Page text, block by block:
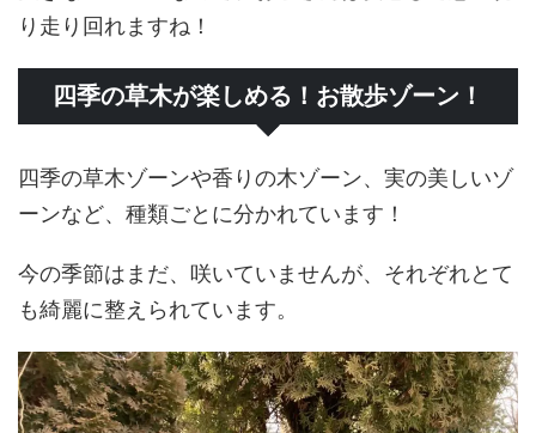
り走り回れますね！
四季の草木が楽しめる！お散歩ゾーン！
四季の草木ゾーンや香りの木ゾーン、実の美しいゾ
ーンなど、種類ごとに分かれています！
今の季節はまだ、咲いていませんが、それぞれとて
も綺麗に整えられています。